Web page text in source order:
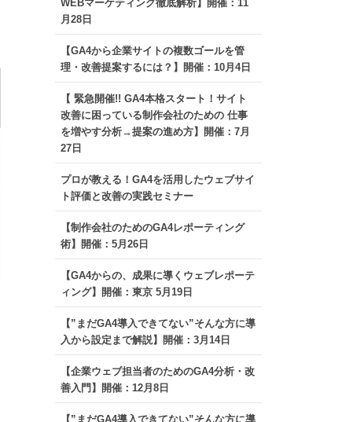
WEBマーケティング徹底解析】開催：11
月28日
【GA4から企業サイトの複数ゴールを管
理・改善提案するには？】開催：10月4日
【 緊急開催!! GA4本格スタート！サイト
改善に困っている制作会社のための 仕事
を増やす分析→提案の進め方】開催：7月
27日
プロが教える！GA4を活用したウェブサイ
ト評価と改善の実践セミナー
【制作会社のためのGA4レポーティング
術】開催：5月26日
【GA4からの、成果に導くウェブレポーテ
ィング】開催：東京 5月19日
【”まだGA4導入できてない”そんな方に導
入から設定まで解説】開催：3月14日
【企業ウェブ担当者のためのGA4分析・改
善入門】開催：12月8日
【”まだGA4導入できてない”そんな方に導